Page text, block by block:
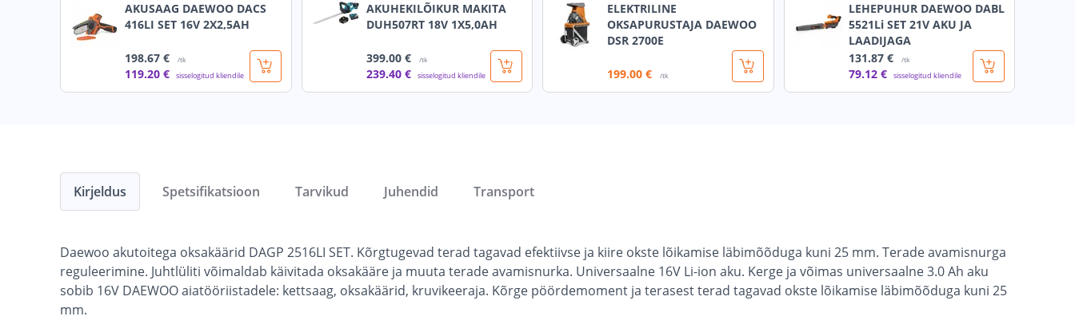
AKUSAAG DAEWOO DACS
416LI SET 16V 2X2,5AH
198.67 € /tk
119.20 € sisselogitud kliendile
AKUHEKILÕIKUR MAKITA
DUH507RT 18V 1X5,0AH
399.00 € /tk
239.40 € sisselogitud kliendile
ELEKTRILINE
OKSAPURUSTAJA DAEWOO
DSR 2700E
199.00 € /tk
LEHEPUHUR DAEWOO DABL
5521Li SET 21V AKU JA
LAADIJAGA
131.87 € /tk
79.12 € sisselogitud kliendile
Kirjeldus
Daewoo akutoitega oksakäärid DAGP 2516LI SET. Kõrgtugevad terad tagavad efektiivse ja kiire okste lõikamise läbimõõduga kuni 25 mm. Terade avamisnurga
reguleerimine. Juhtlüliti võimaldab käivitada oksakääre ja muuta terade avamisnurka. Universaalne 16V Li-ion aku. Kerge ja võimas universaalne 3.0 Ah aku
sobib 16V DAEWOO aiatööriistadele: kettsaag, oksakäärid, kruvikeeraja. Kõrge pöördemoment ja terasest terad tagavad okste lõikamise läbimõõduga kuni 25
mm.
Spetsifikatsioon Tarvikud Juhendid Transport